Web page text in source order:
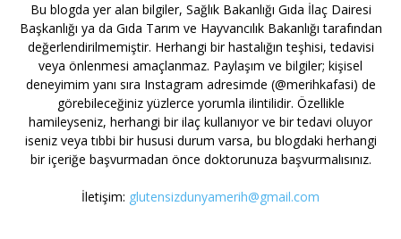
Bu blogda yer alan bilgiler, Sağlık Bakanlığı Gıda İlaç Dairesi
Başkanlığı ya da Gıda Tarım ve Hayvancılık Bakanlığı tarafından
değerlendirilmemiştir. Herhangi bir hastalığın teşhisi, tedavisi
veya önlenmesi amaçlanmaz. Paylaşım ve bilgiler; kişisel
deneyimim yanı sıra Instagram adresimde (@merihkafasi) de
görebileceğiniz yüzlerce yorumla ilintilidir. Özellikle
hamileyseniz, herhangi bir ilaç kullanıyor ve bir tedavi oluyor
iseniz veya tıbbi bir hususi durum varsa, bu blogdaki herhangi
bir içeriğe başvurmadan önce doktorunuza başvurmalısınız.
İletişim: glutensizdunyamerih@gmail.com